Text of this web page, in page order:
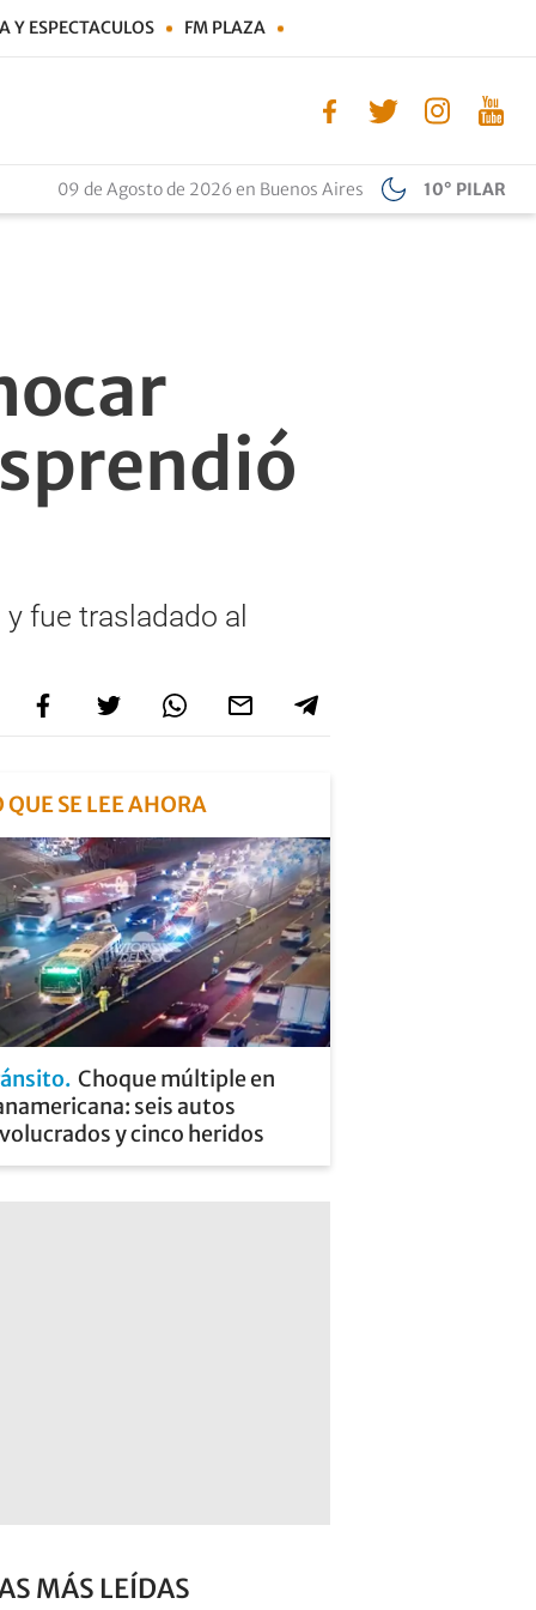
Y ESPECTACULOS FM PLAZA
09 de Agosto de 2026 en Buenos Aires 10° PILAR
fue trasladado al
QUE SE LEE AHORA
Choque múltiple en
seis autos
y cinco heridos
MÁS LEÍDAS